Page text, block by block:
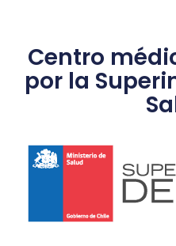
Centro
por la